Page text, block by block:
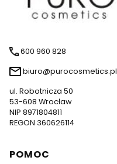
600 960 828
biuro@purocosmetics.pl
ul. Robotnicza 50
53-608 Wrocław
NIP 8971804811
REGON 360626114
Linki w stopce
POMOC